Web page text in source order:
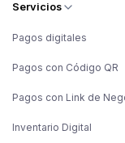
Servicios
Pagos digitales
Pagos con Código QR
Pagos con Link de
Inventario Digital